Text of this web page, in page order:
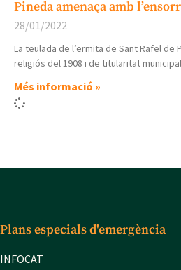
Pineda amenaça amb
28/01/2022
La teulada de l’ermita de Sant Rafel de
religiós del 1908 i de titularitat
Més informació »
Plans especials d'emergència
INFOCAT